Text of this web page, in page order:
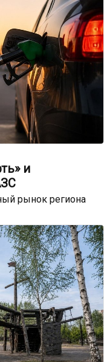
и
рынок региона